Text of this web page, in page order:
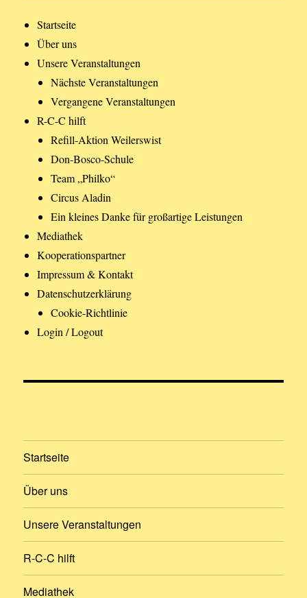
Startseite
Über uns
Unsere Veranstaltungen
Nächste Veranstaltungen
Vergangene Veranstaltungen
R-C-C hilft
Refill-Aktion Weilerswist
Don-Bosco-Schule
Team „Philko“
Circus Aladin
Ein kleines Danke für großartige Leistungen
Mediathek
Kooperationspartner
Impressum & Kontakt
Datenschutzerklärung
Cookie-Richtlinie
Login / Logout
Startseite
Über uns
Unsere Veranstaltungen
R-C-C hilft
Mediathek